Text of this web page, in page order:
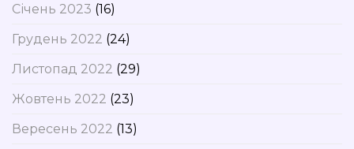
Січень 2023 (16)
Грудень 2022 (24)
Листопад 2022 (29)
Жовтень 2022 (23)
Вересень 2022 (13)